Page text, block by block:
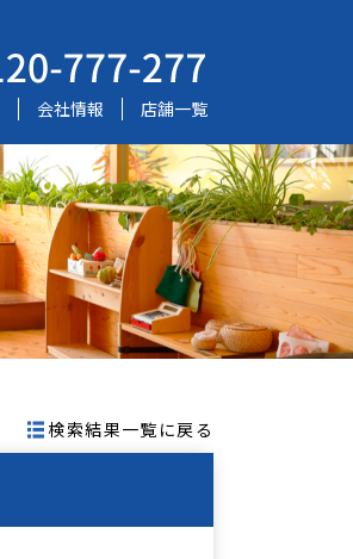
会社情報 店舗一覧
検索結果一覧に戻る